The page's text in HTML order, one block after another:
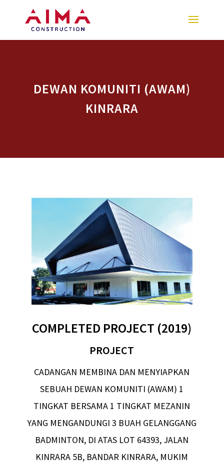
DEWAN KOMUNITI (AWAM)
KINRARA
COMPLETED PROJECT (2019)
PROJECT
CADANGAN MEMBINA DAN MENYIAPKAN
SEBUAH DEWAN KOMUNITI (AWAM) 1
TINGKAT BERSAMA 1 TINGKAT MEZANIN
YANG MENGANDUNGI 3 BUAH GELANGGANG
BADMINTON, DI ATAS LOT 64393, JALAN
KINRARA 5B, BANDAR KINRARA, MUKIM